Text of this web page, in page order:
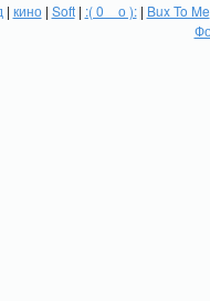
| кино| Soft| :( 0 _ о ):| Bux To Me